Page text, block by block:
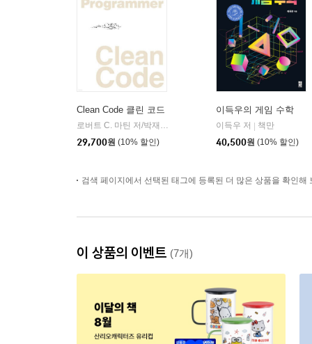
Clean Code 클린 코드
로버트 C. 마틴 저/박재호,이해영 공역 |
인사이트(insight)
29,700원 (10% 할인)
이득우의 게임 수학
이득우 저
책만
40,500원 (10% 할인)
검색 페이지에서 선택된 태그에 등록된 더 많은 상품을 확인해
이 상품의 이벤트 (7개)